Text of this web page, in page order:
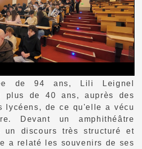
de 94 ans, Lili Leignel
plus de 40 ans, auprès des
lycéens, de ce qu'elle a vécu
Devant un amphithéâtre
un discours très structuré et
a relaté les souvenirs de ses